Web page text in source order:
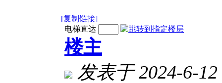
[复制链接]
电梯直达
楼主
发表于 2024-6-